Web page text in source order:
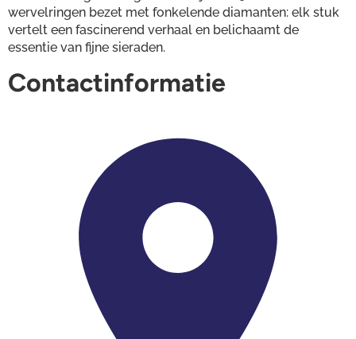
wervelringen bezet met fonkelende diamanten: elk stuk
vertelt een fascinerend verhaal en belichaamt de
essentie van fijne sieraden.
Contactinformatie